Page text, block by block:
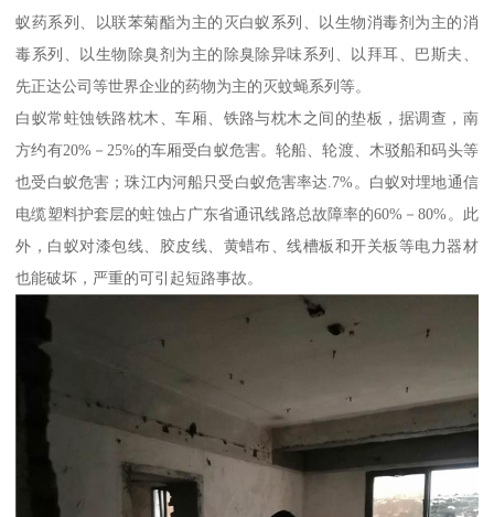
蚁药系列、以联苯菊酯为主的灭白蚁系列、以生物消毒剂为主的消
毒系列、以生物除臭剂为主的除臭除异味系列、以拜耳、巴斯夫、
先正达公司等世界企业的药物为主的灭蚊蝇系列等。
白蚁常蛀蚀铁路枕木、车厢、铁路与枕木之间的垫板，据调查，南
方约有20%－25%的车厢受白蚁危害。轮船、轮渡、木驳船和码头等
也受白蚁危害；珠江内河船只受白蚁危害率达.7%。白蚁对埋地通信
电缆塑料护套层的蛀蚀占广东省通讯线路总故障率的60%－80%。此
外，白蚁对漆包线、胶皮线、黄蜡布、线槽板和开关板等电力器材
也能破坏，严重的可引起短路事故。